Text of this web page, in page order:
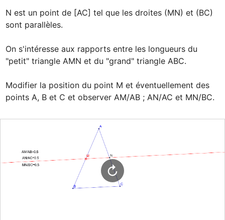
N est un point de [AC] tel que les droites (MN) et (BC)
sont parallèles.
On s'intéresse aux rapports entre les longueurs du
"petit" triangle AMN et du "grand" triangle ABC.
Modifier la position du point M et éventuellement des
points A, B et C et observer AM/AB ; AN/AC et MN/BC.